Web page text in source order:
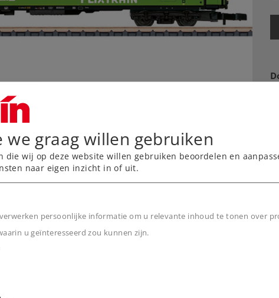
we graag willen gebruiken
die wij op deze website willen gebruiken beoordelen en
naar eigen inzicht in of uit.
persoonlijke informatie om u relevante inhoud te tonen over
u geïnteresseerd zou kunnen zijn.